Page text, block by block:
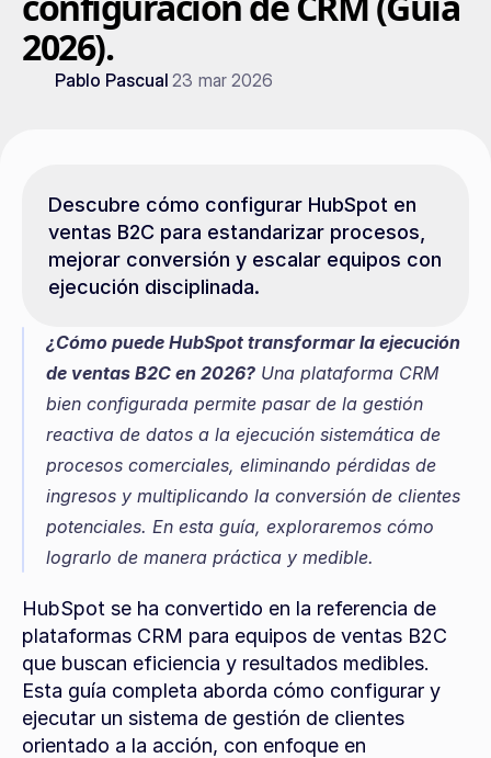
2026).
Pablo Pascual 23 mar 2026
Descubre cómo configurar HubSpot en
ventas B2C para estandarizar procesos,
mejorar conversión y escalar equipos con
ejecución disciplinada.
¿Cómo puede HubSpot transformar la ejecución
de ventas B2C en 2026? Una plataforma CRM
bien configurada permite pasar de la gestión
reactiva de datos a la ejecución sistemática de
procesos comerciales, eliminando pérdidas de
ingresos y multiplicando la conversión de clientes
potenciales. En esta guía, exploraremos cómo
lograrlo de manera práctica y medible.
HubSpot se ha convertido en la referencia de
plataformas CRM para equipos de ventas B2C
que buscan eficiencia y resultados medibles.
Esta guía completa aborda cómo configurar y
ejecutar un sistema de gestión de clientes
orientado a la acción, con enfoque en